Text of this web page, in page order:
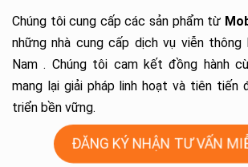
Chúng tôi cung cấp các sản phẩm từ
những nhà cung cấp dịch vụ viễn
Nam . Chúng tôi cam kết đồng hành
mang lại giải pháp linh hoạt và tiên tiến
triển bền vững.
ĐĂNG KÝ NHẬN TƯ VẤN